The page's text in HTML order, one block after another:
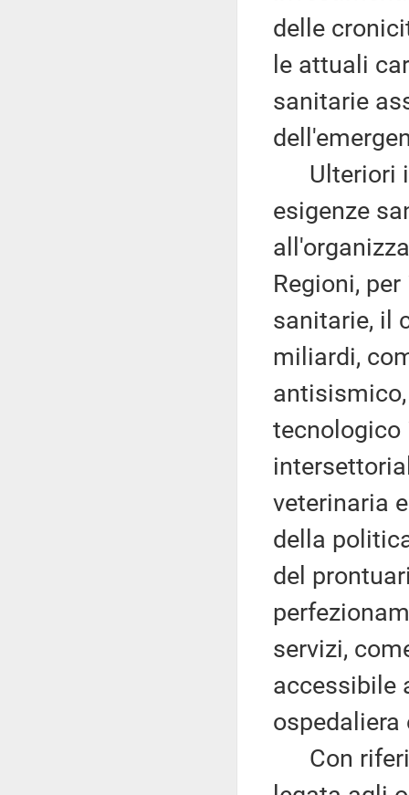
delle
le attuali
sanitarie
Ulteriori
esigenze
Regioni,
sanitarie, il
miliardi,
tecnologico
veterinaria
della
del
servizi,
accessibile
Con